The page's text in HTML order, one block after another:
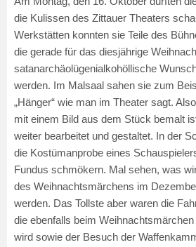
die Kulissen des Zittauer Theaters
Werkstätten konnten sie Teile des
die gerade für das diesjährige
satanarchäolügenialkohöllische
werden. Im Malsaal sahen sie zum
„Hänger“ wie man im Theater sagt.
mit einem Bild aus dem Stück bemalt
weiter bearbeitet und gestaltet. In der
die Kostümanprobe eines
Fundus schmökern. Mal sehen, was
des Weihnachtsmärchens im
werden. Das Tollste aber waren die
die ebenfalls beim
wird sowie der Besuch der